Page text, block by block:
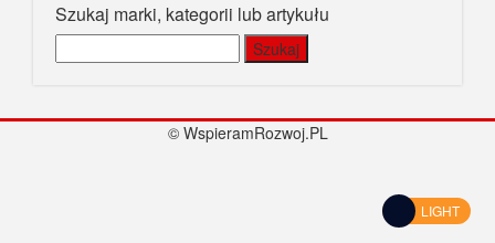
Szukaj marki, kategorii lub artykułu
© WspieramRozwoj.PL
LIGHT